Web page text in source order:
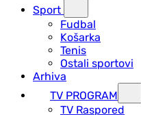
Sport
Fudbal
Košarka
Tenis
Ostali sportovi
Arhiva
TV PROGRAM
ТV Raspored